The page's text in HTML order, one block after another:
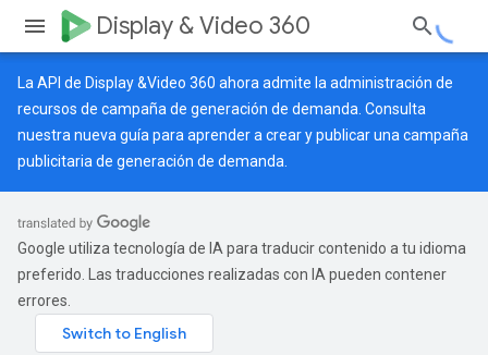
Display & Video 360
La API de Display &Video 360 ahora admite la administración de
recursos de campaña de generación de demanda. Consulta
nuestra nueva guía para aprender a crear y publicar una campaña
publicitaria de generación de demanda.
Google utiliza tecnología de IA para traducir contenido a tu idioma
preferido. Las traducciones realizadas con IA pueden contener
errores.